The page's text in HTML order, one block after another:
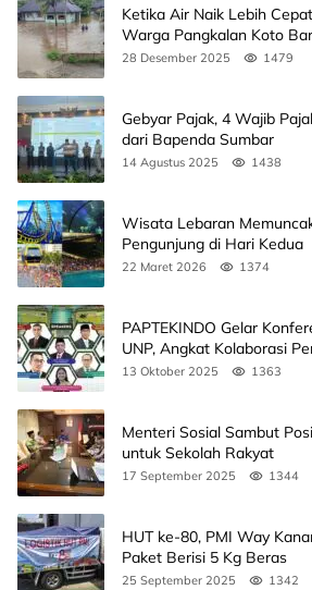
Ketika Air Naik Lebih
Warga Pangkalan Koto
Banjir
28 Desember 2025 1479
Gebyar Pajak, 4 Wajib
dari Bapenda Sumbar
14 Agustus 2025 1438
Wisata Lebaran
Pengunjung di Hari Kedua
22 Maret 2026 1374
PAPTEKINDO Gelar
UNP, Angkat Kolaborasi
Agendanya
13 Oktober 2025 1363
Menteri Sosial Sambut
untuk Sekolah Rakyat
17 September 2025 1344
HUT ke-80, PMI Way
Paket Berisi 5 Kg Beras
25 September 2025 1342